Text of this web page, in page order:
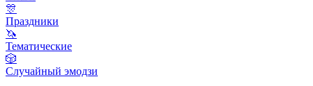
🎊
Праздники
🦄
Тематические
🎲
Случайный эмодзи